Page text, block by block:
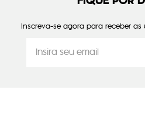
Inscreva-se agora para receber